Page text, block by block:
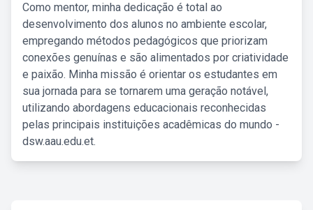
Como mentor, minha dedicação é total ao
desenvolvimento dos alunos no ambiente escolar,
empregando métodos pedagógicos que priorizam
conexões genuínas e são alimentados por criatividade
e paixão. Minha missão é orientar os estudantes em
sua jornada para se tornarem uma geração notável,
utilizando abordagens educacionais reconhecidas
pelas principais instituições acadêmicas do mundo -
dsw.aau.edu.et.